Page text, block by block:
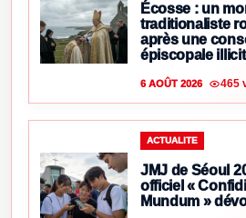
Écosse : un
traditionaliste
après une
épiscopale
6 AOÛT 2026 465
ACTUALITE
JMJ de Séoul
officiel «
Mundum »